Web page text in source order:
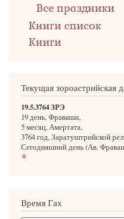
Все праздники
Книги список
Книги
Текущая зороастрийская
19.5.3764 ЗРЭ
19 день, Фраваши,
5 месяц, Амертата,
3764 год, Заратуштрийской
Сегодняшний день (Ав.
*
Время Гах